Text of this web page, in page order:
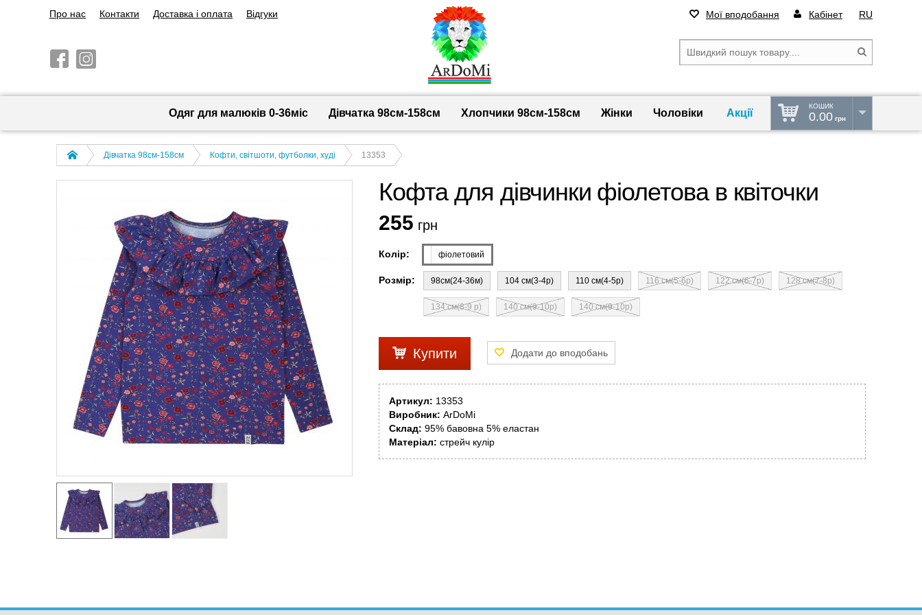
Про нас Контакти Доставка і оплата Відгуки Мої вподобання Кабінет RU
Одяг для малюків 0-36міс Дівчатка 98cм-158см Хлопчики 98см-158см Жінки Чоловіки Акції
КОШИК
0.00 грн
Дівчатка 98cм-158см Кофти, світшоти, футболки, худі 13353
Кофта для дівчинки фіолетова в квіточки
255 грн
Колір: фіолетовий
Розмір: 98см(24-36м) 104 см(3-4р) 110 см(4-5р) 116 см(5-6р) 122 см(6-7р) 128 см(7-8р)
134 см(8-9 р) 140 см(9-10р) 140 см(9-10р)
Купити
Артикул: 13353
Виробник: ArDoMi
Склад: 95% бавовна 5% еластан
Матеріал: стрейч кулір